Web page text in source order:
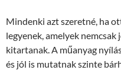
Mindenki azt szeretné, ha
legyenek, amelyek
kitartanak. A műanyag
és jól is mutatnak szinte